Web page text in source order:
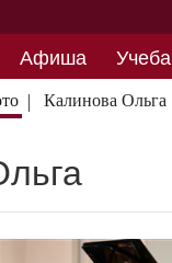
Афиша Учеба
Калинова Ольга